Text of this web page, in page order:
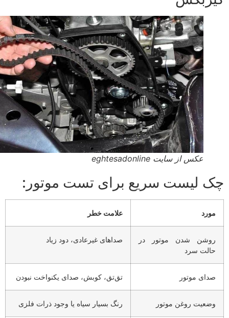
عکس از سایت eghtesadonline
لیست سریع برای تست موتور:
علامت خطر
شدن موتور در
سرد
صداهای غیرعادی، دود زیاد
موتور تق‌تق، کوبش، صدای یکنواخت نبودن
روغن موتور رنگ بسیار سیاه یا وجود ذرات فلزی